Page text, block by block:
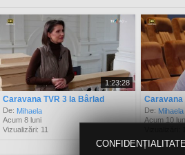
Sortaţi după:
1:23:28
Caravana TVR 3 la Bârlad
De: Mihaela
Acum 8 luni
Vizualizări: 11
Caravana
De:Mihaela
Acum 10